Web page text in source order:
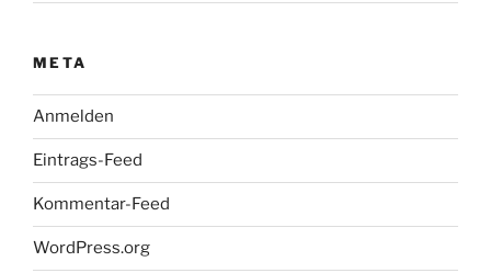
META
Anmelden
Eintrags-Feed
Kommentar-Feed
WordPress.org